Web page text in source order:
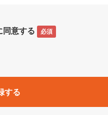
名称や内容が変更された場合、
ントやキャンペーンをいいます
」「ECzine」「
同意する 必須
する